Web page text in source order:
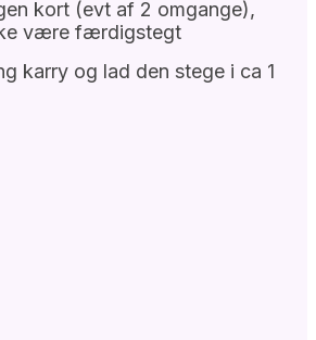
kort (evt af 2 omgange),
være færdigstegt
karry og lad den stege i ca 1